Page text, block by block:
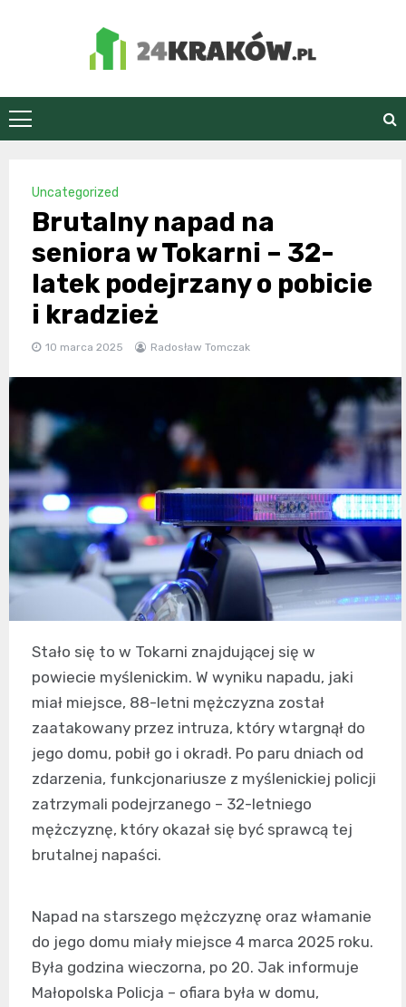
24Kraków.pl
Uncategorized
Brutalny napad na
seniora w Tokarni – 32-
latek podejrzany o pobicie
i kradzież
10 marca 2025 Radosław Tomczak
Stało się to w Tokarni znajdującej się w
powiecie myślenickim. W wyniku napadu, jaki
miał miejsce, 88-letni mężczyzna został
zaatakowany przez intruza, który wtargnął do
jego domu, pobił go i okradł. Po paru dniach od
zdarzenia, funkcjonariusze z myślenickiej policji
zatrzymali podejrzanego – 32-letniego
mężczyznę, który okazał się być sprawcą tej
brutalnej napaści.
Napad na starszego mężczyznę oraz włamanie
do jego domu miały miejsce 4 marca 2025 roku.
Była godzina wieczorna, po 20. Jak informuje
Małopolska Policja – ofiara była w domu,